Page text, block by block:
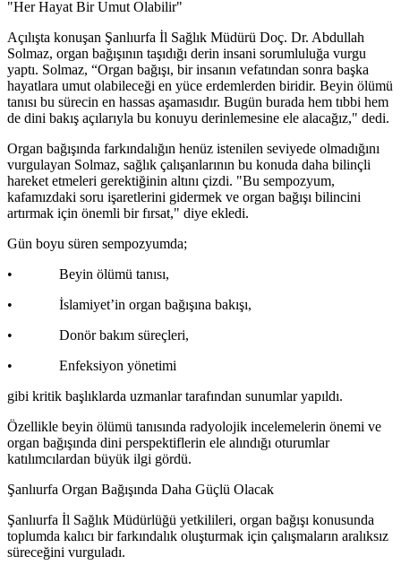
"Her Hayat Bir Umut Olabilir"
Açılışta konuşan Şanlıurfa İl Sağlık Müdürü Doç. Dr. Abdullah
Solmaz, organ bağışının taşıdığı derin insani sorumluluğa vurgu
yaptı. Solmaz, “Organ bağışı, bir insanın vefatından sonra başka
hayatlara umut olabileceği en yüce erdemlerden biridir. Beyin ölümü
tanısı bu sürecin en hassas aşamasıdır. Bugün burada hem tıbbi hem
de dini bakış açılarıyla bu konuyu derinlemesine ele alacağız," dedi.
Organ bağışında farkındalığın henüz istenilen seviyede olmadığını
vurgulayan Solmaz, sağlık çalışanlarının bu konuda daha bilinçli
hareket etmeleri gerektiğinin altını çizdi. "Bu sempozyum,
kafamızdaki soru işaretlerini gidermek ve organ bağışı bilincini
artırmak için önemli bir fırsat," diye ekledi.
Gün boyu süren sempozyumda;
• Beyin ölümü tanısı,
• İslamiyet’in organ bağışına bakışı,
• Donör bakım süreçleri,
• Enfeksiyon yönetimi
gibi kritik başlıklarda uzmanlar tarafından sunumlar yapıldı.
Özellikle beyin ölümü tanısında radyolojik incelemelerin önemi ve
organ bağışında dini perspektiflerin ele alındığı oturumlar
katılımcılardan büyük ilgi gördü.
Şanlıurfa Organ Bağışında Daha Güçlü Olacak
Şanlıurfa İl Sağlık Müdürlüğü yetkilileri, organ bağışı konusunda
toplumda kalıcı bir farkındalık oluşturmak için çalışmaların aralıksız
süreceğini vurguladı.